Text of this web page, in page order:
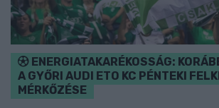
ENERGIATAKARÉKOSSÁG:
A GYŐRI AUDI ETO KC PÉNTEKI
MÉRKŐZÉSE